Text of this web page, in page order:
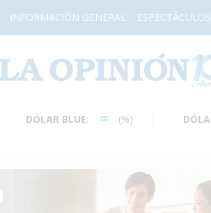
INFORMACIÓN GENERAL ESPECTÁCULOS
BLUE: (%) DÓLAR CCL: